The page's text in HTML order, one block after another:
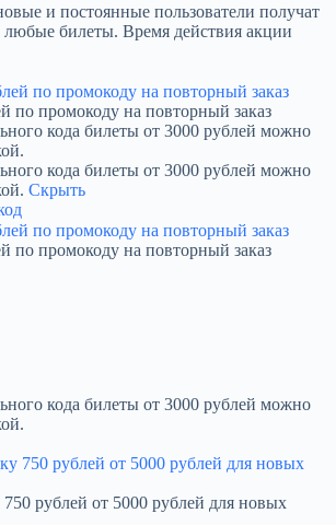
и постоянные пользователи получат
билеты. Время действия акции
по промокоду на повторный заказ
кода билеты от 3000 рублей можно
кода билеты от 3000 рублей можно
Скрыть
по промокоду на повторный заказ
кода билеты от 3000 рублей можно
рублей от 5000 рублей для новых